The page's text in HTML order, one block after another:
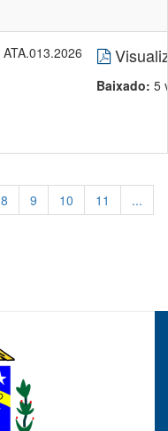
ATA.013.2026
Baixado: 5
8 9 10 11
...